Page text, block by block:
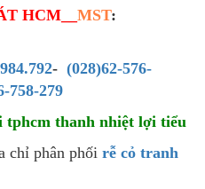
HCM__ MST:
- (028)62-576-
758-279
thanh nhiệt lợi tiểu
chỉ phân phối rễ cỏ tranh